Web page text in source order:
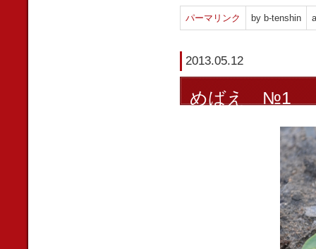
パーマリンク by b-tenshin
2013.05.12
めばえ №1